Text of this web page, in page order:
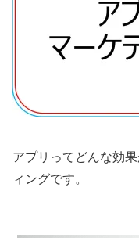
アプリってどんな効
ィングです。